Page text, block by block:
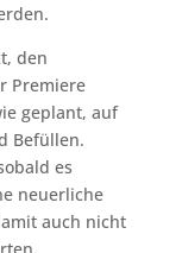
den
Premiere
geplant, auf
Befüllen.
es
neuerliche
auch nicht